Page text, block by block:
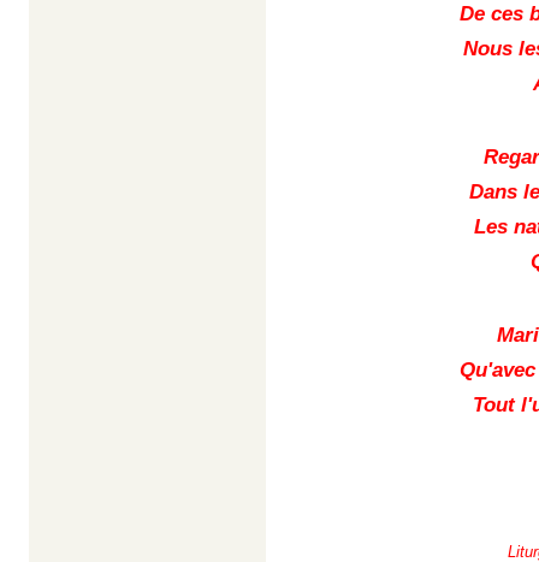
De ces
Nous
Dans
Les
Tout